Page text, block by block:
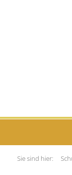
Sie sind hier: